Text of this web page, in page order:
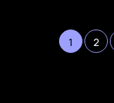
1 2